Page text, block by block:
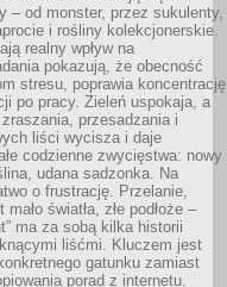
– od monster, przez sukulenty,
i rośliny kolekcjonerskie.
realny wpływ na
pokazują, że obecność
stresu, poprawia koncentrację
po pracy. Zieleń uspokaja, a
zraszania, przesadzania i
liści wycisza i daje
codzienne zwycięstwa: nowy
udana sadzonka. Na
o frustrację. Przelanie,
światła, złe podłoże –
ma za sobą kilka historii
liśćmi. Kluczem jest
gatunku zamiast
porad z internetu.